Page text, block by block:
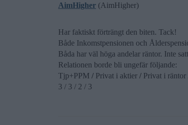
AimHigher (AimHigher)
Har faktiskt förträngt den biten. Tack!
Både Inkomstpensionen och
Båda har väl höga andelar räntor. Inte
Relationen borde bli ungefär följande:
Tjp+PPM / Privat i aktier / Privat i räntor
3 / 3 / 2 / 3